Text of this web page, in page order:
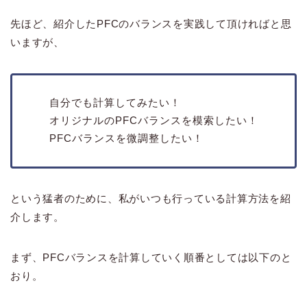
先ほど、紹介したPFCのバランスを実践して頂ければと思
いますが、
自分でも計算してみたい！
オリジナルのPFCバランスを模索したい！
PFCバランスを微調整したい！
という猛者のために、私がいつも行っている計算方法を紹
介します。
まず、PFCバランスを計算していく順番としては以下のと
おり。